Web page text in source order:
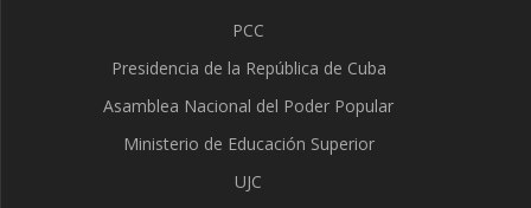
PCC
Presidencia de la República de Cuba
Asamblea Nacional del Poder Popular
Ministerio de Educación Superior
UJC